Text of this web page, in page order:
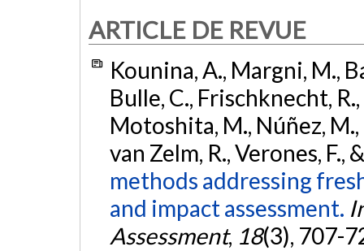
ARTICLE DE REVUE
Kounina, A., Margni, M.,
Bulle, C., Frischknecht,
Motoshita, M., Núñez,
van Zelm, R., Verones,
methods addressing
and impact assessment.
Assessment, 18(3), 707-